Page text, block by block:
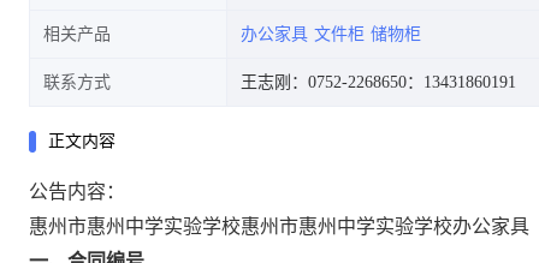
相关产品 办公家具 文件柜 储物柜
联系方式 王志刚：0752-2268650：13431860191
正文内容
公告内容：
惠州市惠州中学实验学校惠州市惠州中学实验学校办公家